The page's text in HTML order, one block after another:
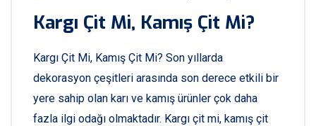
Kargı Çit Mi, Kamış Çit Mi?
Kargı Çit Mi, Kamış Çit Mi? Son yıllarda
dekorasyon çeşitleri arasında son derece etkili bir
yere sahip olan karı ve kamış ürünler çok daha
fazla ilgi odağı olmaktadır. Kargı çit mi, kamış çit